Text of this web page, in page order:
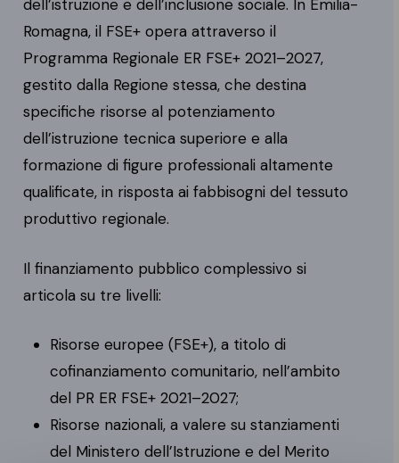
dell’istruzione e dell’inclusione sociale. In Emilia-
Romagna, il FSE+ opera attraverso il
Programma Regionale ER FSE+ 2021–2027,
gestito dalla Regione stessa, che destina
specifiche risorse al potenziamento
dell’istruzione tecnica superiore e alla
formazione di figure professionali altamente
qualificate, in risposta ai fabbisogni del tessuto
produttivo regionale.
Il finanziamento pubblico complessivo si
articola su tre livelli:
Risorse europee (FSE+), a titolo di
cofinanziamento comunitario, nell’ambito
del PR ER FSE+ 2021–2027;
Risorse nazionali, a valere su stanziamenti
del Ministero dell’Istruzione e del Merito